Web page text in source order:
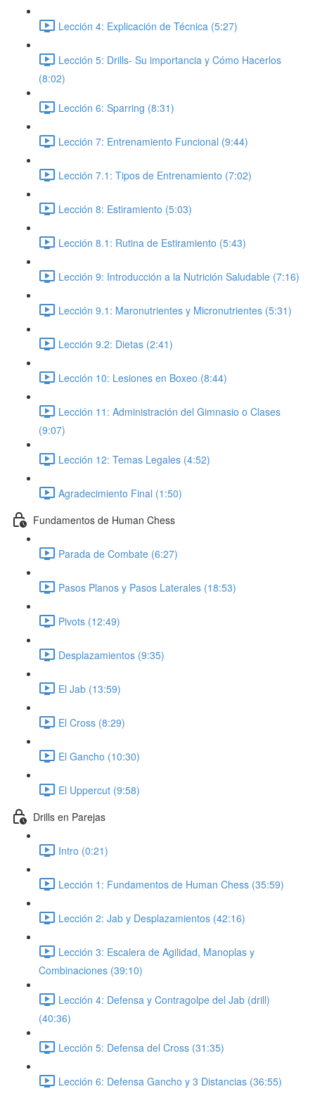
Lección 4: Explicación de Técnica (5:27)
Lección 5: Drills- Su importancia y Cómo Hacerlos
(8:02)
Lección 6: Sparring (8:31)
Lección 7: Entrenamiento Funcional (9:44)
Lección 7.1: Tipos de Entrenamiento (7:02)
Lección 8: Estiramiento (5:03)
Lección 8.1: Rutina de Estiramiento (5:43)
Lección 9: Introducción a la Nutrición Saludable (7:16)
Lección 9.1: Maronutrientes y Micronutrientes (5:31)
Lección 9.2: Dietas (2:41)
Lección 10: Lesiones en Boxeo (8:44)
Lección 11: Administración del Gimnasio o Clases
(9:07)
Lección 12: Temas Legales (4:52)
Agradecimiento Final (1:50)
Fundamentos de Human Chess
Parada de Combate (6:27)
Pasos Planos y Pasos Laterales (18:53)
Pivots (12:49)
Desplazamientos (9:35)
El Jab (13:59)
El Cross (8:29)
El Gancho (10:30)
El Uppercut (9:58)
Drills en Parejas
Intro (0:21)
Lección 1: Fundamentos de Human Chess (35:59)
Lección 2: Jab y Desplazamientos (42:16)
Lección 3: Escalera de Agilidad, Manoplas y
Combinaciones (39:10)
Lección 4: Defensa y Contragolpe del Jab (drill)
(40:36)
Lección 5: Defensa del Cross (31:35)
Lección 6: Defensa Gancho y 3 Distancias (36:55)